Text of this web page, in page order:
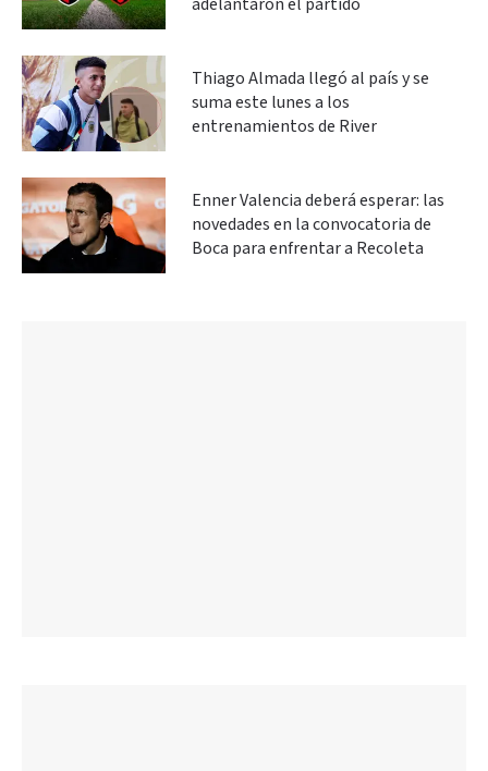
adelantaron el partido
Thiago Almada llegó al país y se
suma este lunes a los
entrenamientos de River
Enner Valencia deberá esperar: las
novedades en la convocatoria de
Boca para enfrentar a Recoleta